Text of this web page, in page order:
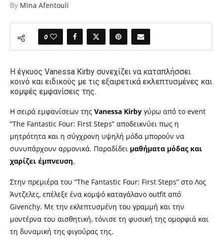
By Mina Afentouli
0
Η έγκυος Vanessa Kirby συνεχίζει να καταπλήσσει
κοινό και ειδικούς με τις εξαιρετικά εκλεπτυσμένες και
κομψές εμφανίσεις της.
Η σειρά εμφανίσεων της Vanessa Kirby γύρω από το event
“The Fantastic Four: First Steps” αποδεικνύει πως η
μητρότητα και η σύγχρονη υψηλή μόδα μπορούν να
συνυπάρχουν αρμονικά. Παραδίδει μαθήματα μόδας και
χαρίζει έμπνευση.
Στην πρεμιέρα του “The Fantastic Four: First Steps” στο Λος
Άντζελες, επέλεξε ένα κομψό καταγάλανο outfit από
Givenchy. Με την εκλεπτυσμένη του γραμμή και την
μοντέρνα του αισθητική, τόνισε τη φυσική της ομορφιά και
τη δυναμική της φιγούρας της.